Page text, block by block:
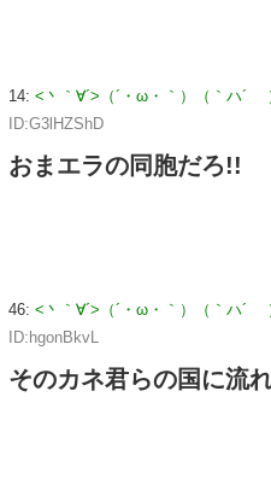
14: <丶｀∀´>（´・ω・｀）（｀ハ´
ID:G3lHZShD
おまエラの同胞だろ!!
46: <丶｀∀´>（´・ω・｀）（｀ハ´
ID:hgonBkvL
そのカネ君らの国に流